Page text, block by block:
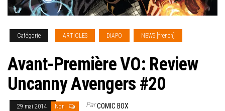
Catégorie ARTICLES DIAPO NEWS [french]
Avant-Première VO: Review
Uncanny Avengers #20
29 mai 2014 Non ParCOMIC BOX